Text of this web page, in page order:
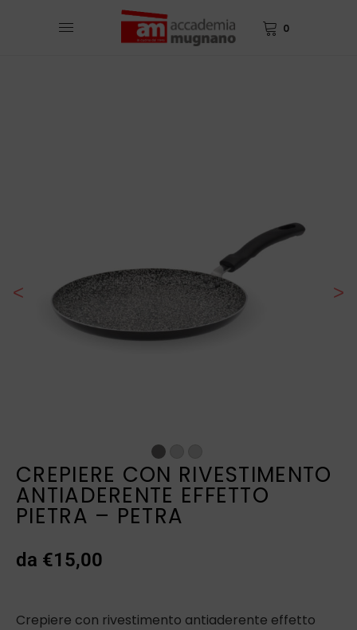
0
< >
CREPIERE CON RIVESTIMENTO
ANTIADERENTE EFFETTO
PIETRA – PETRA
da €15,00
Crepiere con rivestimento antiaderente effetto